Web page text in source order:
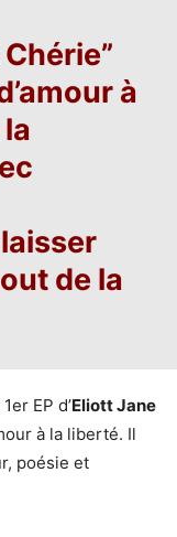
”
à
de la
EP d’Eliott Jane
à la liberté. Il
poésie et